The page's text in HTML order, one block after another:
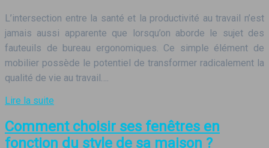
L’intersection entre la santé et la productivité au travail n’est
jamais aussi apparente que lorsqu’on aborde le sujet des
fauteuils de bureau ergonomiques. Ce simple élément de
mobilier possède le potentiel de transformer radicalement la
qualité de vie au travail….
Lire la suite
Comment choisir ses fenêtres en
fonction du style de sa maison ?